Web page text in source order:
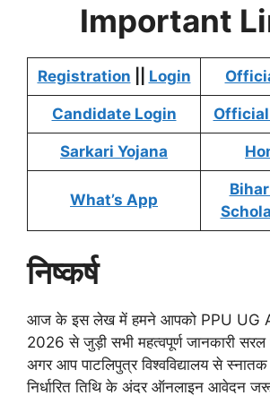
Important
Registration Login
Candidate Login
Sarkari Yojana
What’s App
निष्कर्ष
आज के इस लेख में हमने आपको PPU UG
2026 से जुड़ी सभी महत्वपूर्ण जानकारी सरल
अगर आप पाटलिपुत्र विश्वविद्यालय से
निर्धारित तिथि के अंदर ऑनलाइन आवेदन